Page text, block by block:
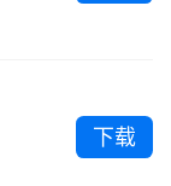
下载